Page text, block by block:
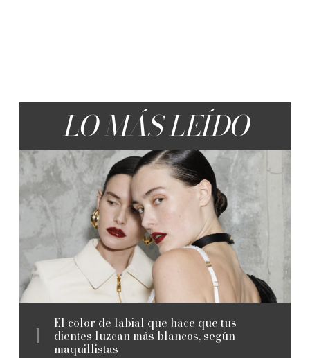
LO MÁS LEÍDO
El color de labial que hace que tus
dientes luzcan más blancos, según
maquillistas